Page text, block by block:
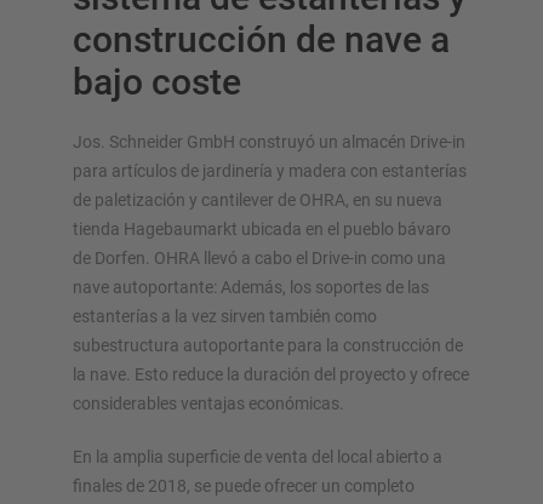
construcción de nave a
bajo coste
Jos. Schneider GmbH construyó un almacén Drive-in
para artículos de jardinería y madera con estanterías
de paletización y cantilever de OHRA, en su nueva
tienda Hagebaumarkt ubicada en el pueblo bávaro
de Dorfen. OHRA llevó a cabo el Drive-in como una
nave autoportante: Además, los soportes de las
estanterías a la vez sirven también como
subestructura autoportante para la construcción de
la nave. Esto reduce la duración del proyecto y ofrece
considerables ventajas económicas.
En la amplia superficie de venta del local abierto a
finales de 2018, se puede ofrecer un completo
SISTEMAS DE ALMACENAMIENTO
Estanterías para palés
Estanterías móviles
Estanterías dinámicas
Naves autoportantes
Estanterías verticales
Planifique su sistema de estanterías individualmente con